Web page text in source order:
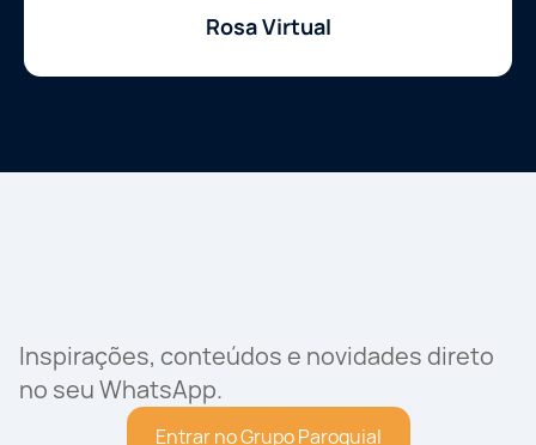
Rosa Virtual
Inspirações, conteúdos e novidades direto
no seu WhatsApp.
Entrar no Grupo Paroquial